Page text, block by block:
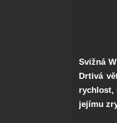
Svižná
Drtivá
rychlost,
jejímu